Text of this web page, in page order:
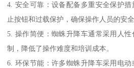
4. 安全可靠：设备配备多重安全保护
止按钮和过载保护，确保操作人员的安全
5. 操作简便：蜘蛛升降车通常采用人
制，降低了操作难度和培训成本。
6. 环保节能：许多蜘蛛升降车采用电